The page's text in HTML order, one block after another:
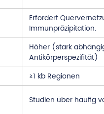
Erfordert
Immunpräzipitation.
Höher (stark
Antikörperspezifität)
≥1 kb Regionen
Studien über häufig